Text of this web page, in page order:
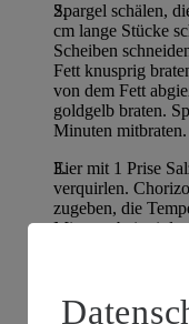
Spargel schälen,
cm lange Stücke
Scheiben
Fett knusprig
von dem Fett
goldgelb braten.
Minuten
Eier mit 1 Prise
verquirlen.
zugeben, die
Minuten bei
Temperatur